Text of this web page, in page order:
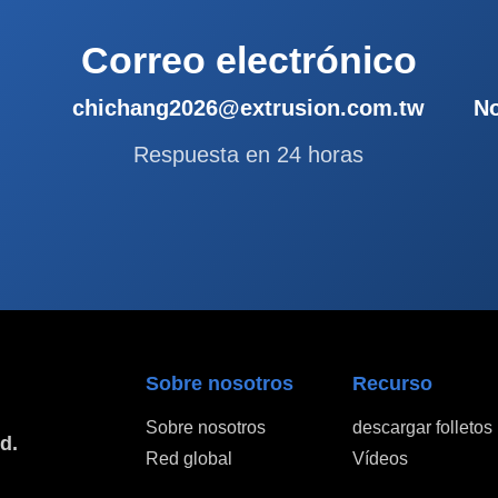
Correo electrónico
chichang2026@extrusion.com.tw
Respuesta en 24 horas
Sobre nosotros
Sobre nosotros
Red global
Recurso
descargar folletos
Vídeos